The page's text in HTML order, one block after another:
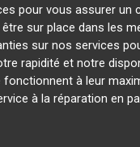
pour vous assurer
sur place dans les
sur nos services
rapidité et notre
à leur
à la réparation en